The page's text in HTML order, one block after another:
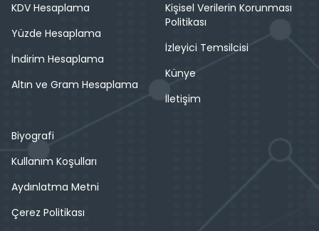
KDV Hesaplama
Yüzde Hesaplama
İndirim Hesaplama
Altın ve Gram Hesaplama
Kişisel Verilerin Korunması
Politikası
İzleyici Temsilcisi
Künye
İletişim
Biyografi
Kullanım Koşulları
Aydınlatma Metni
Çerez Politikası